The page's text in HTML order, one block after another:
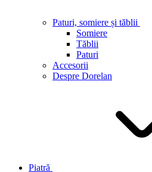
Paturi, somiere și tăblii
Somiere
Tăblii
Paturi
Accesorii
Despre Dorelan
Piatră